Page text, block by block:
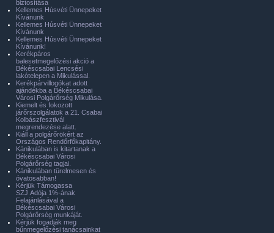
biztosítása
Kellemes Húsvéti Ünnepeket
Kívánunk
Kellemes Húsvéti Ünnepeket
Kívánunk
Kellemes Húsvéti Ünnepeket
Kívánunk!
Kerékpáros
balesetmegelőzési akció a
Békéscsabai Lencsési
lakótelepen a Mikulással.
Kerékpárvillogókat adott
ajándékba a Békéscsabai
Városi Polgárőrség Mikulása.
Kiemelt és fokozott
járőrszolgálatok a 21. Csabai
Kolbászfesztivál
megrendezése alatt.
Kiáll a polgárőrökért az
Országos Rendőrfőkapitány.
Kánikulában is kitartanak a
Békéscsabai Városi
Polgárőrség tagjai.
Kánikulában türelmesen és
óvatosabban!
Kérjük Támogassa
SZJ.Adója 1%-ának
Felajánlásával a
Békéscsabai Városi
Polgárőrség munkáját.
Kérjük fogadják meg
bűnmegelőzési tanácsainkat